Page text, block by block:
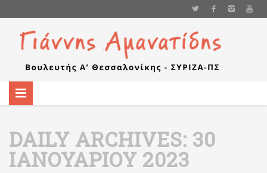
DAILY ARCHIVES: 30
ΙΑΝΟΥΑΡΊΟΥ 2023